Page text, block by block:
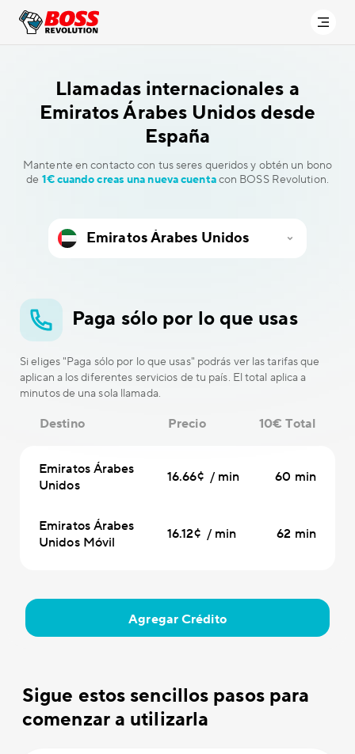
Llamadas internacionales a
Emiratos Árabes Unidos desde
España
Mantente en contacto con tus seres queridos y obtén un bono
de 1€ cuando creas una nueva cuentacon BOSS Revolution.
Paga sólo por lo que usas
Si eliges "Paga sólo por lo que usas" podrás ver las tarifas que
aplican a los diferentes servicios de tu país. El total aplica a
minutos de una sola llamada.
Destino Precio 10€ Total
Emiratos Árabes
Unidos
16.66¢ / min 60 min
Emiratos Árabes
Unidos Móvil
16.12¢ / min 62 min
Agregar Crédito
Sigue estos sencillos pasos para
comenzar a utilizarla